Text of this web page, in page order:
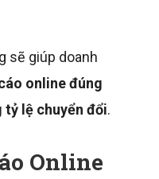
sẽ giúp doanh
online đúng
tỷ lệ chuyển đổi.
Online